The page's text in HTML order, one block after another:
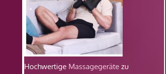
Hochwertige Massagegeräte zu